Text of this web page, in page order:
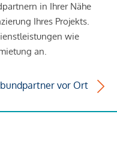
in Ihrer Nähe
Ihres Projekts.
wie
an.
vor Ort